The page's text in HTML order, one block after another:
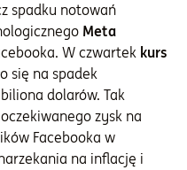
spadku notowań
Meta
W czwartek kurs
się na spadek
dolarów. Tak
zysk na
Facebooka w
na inflację i